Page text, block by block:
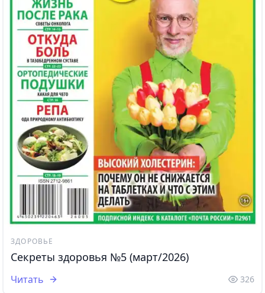
ЗДОРОВЬЕ
Секреты здоровья №5 (март/2026)
Читать 326